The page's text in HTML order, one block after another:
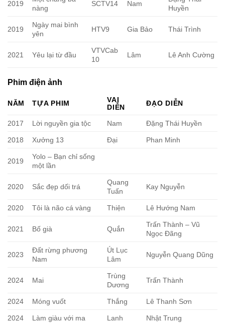
2019
nàng
SCTV14 Nam
Huyền
2019
Ngày mai bình
yên
HTV9 Gia Bảo Thái Trình
2021 Yêu lại từ đầu
VTVCab
10
Lâm Lê Anh Cường
Phim điện ảnh
NĂM TỰA PHIM
VAI
DIỄN
ĐẠO DIỄN
2017 Lời nguyền gia tộc Nam Đặng Thái Huyền
2018 Xưởng 13 Đại Phan Minh
2019
Yolo – Bạn chỉ sống
một lần
2020 Sắc đẹp dối trá
Quang
Tuấn
Kay Nguyễn
2020 Tôi là não cá vàng Thiện Lê Hướng Nam
2021 Bố già Quắn
Trấn Thành – Vũ
Ngọc Đãng
2023
Đất rừng phương
Nam
Út Lục
Lâm
Nguyễn Quang Dũng
2024 Mai
Trùng
Dương
Trấn Thành
2024 Móng vuốt Thắng Lê Thanh Sơn
2024 Làm giàu với ma Lanh Nhật Trung